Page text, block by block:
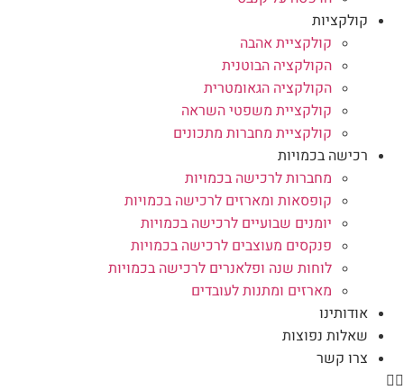
קולקציות
קולקציית אהבה
הקולקציה הבוטנית
הקולקציה הגאומטרית
קולקציית משפטי השראה
קולקציית מחברות מתכונים
רכישה בכמויות
מחברות לרכישה בכמויות
קופסאות ומארזים לרכישה בכמויות
יומנים שבועיים לרכישה בכמויות
פנקסים מעוצבים לרכישה בכמויות
לוחות שנה ופלאנרים לרכישה בכמויות
מארזים ומתנות לעובדים
אודותינו
שאלות נפוצות
צרו קשר